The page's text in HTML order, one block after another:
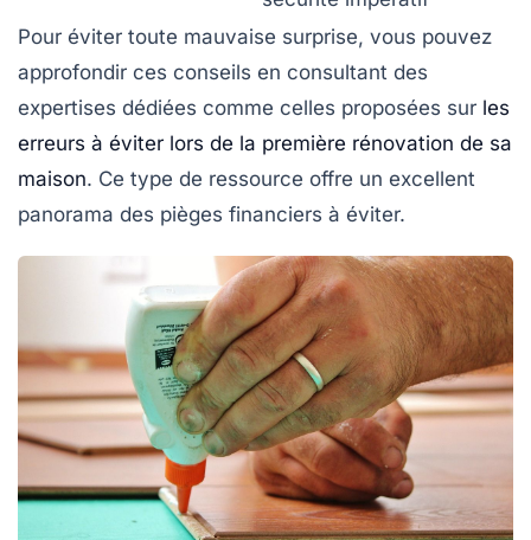
Pour éviter toute mauvaise surprise, vous pouvez
approfondir ces conseils en consultant des
expertises dédiées comme celles proposées sur les
erreurs à éviter lors de la première rénovation de sa
maison. Ce type de ressource offre un excellent
panorama des pièges financiers à éviter.